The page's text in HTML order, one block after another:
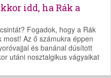
idd, ha Rák a
Fogadok, hogy a Rák
Az ő számukra éppen
és banánal dúsított
utáni nosztalgikus vágyaikat